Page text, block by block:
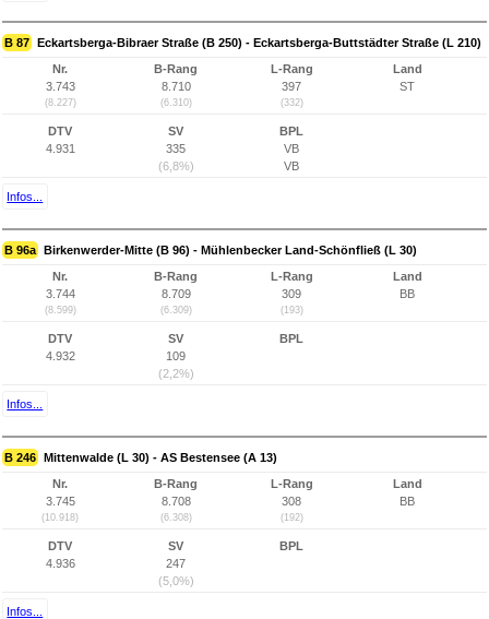
B 87 Eckartsberga-Bibraer Straße (B 250) - Eckartsberga-Buttstädter Straße (L 210)
Nr.
3.743
(8.227)
B-Rang
8.710
(6.310)
L-Rang
397
(332)
Land
ST
DTV
4.931
SV
335
(6,8%)
BPL
VB
VB
Infos...
B 96a Birkenwerder-Mitte (B 96) - Mühlenbecker Land-Schönfließ (L 30)
Nr.
3.744
(8.599)
B-Rang
8.709
(6.309)
L-Rang
309
(193)
Land
BB
DTV
4.932
SV
109
(2,2%)
BPL
Infos...
B 246 Mittenwalde (L 30) - AS Bestensee (A 13)
Nr.
3.745
(10.918)
B-Rang
8.708
(6.308)
L-Rang
308
(192)
Land
BB
DTV
4.936
SV
247
(5,0%)
BPL
Infos...